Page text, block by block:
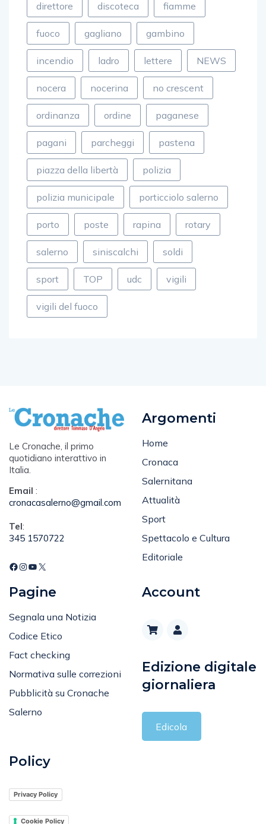
fuoco gagliano gambino
incendio ladro lettere NEWS
nocera nocerina no crescent
ordinanza ordine paganese
pagani parcheggi pastena
piazza della libertà polizia
polizia municipale porticciolo salerno
porto poste rapina rotary
salerno siniscalchi soldi
sport TOP udc vigili
vigili del fuoco
Le Cronache, il primo
quotidiano interattivo in
Italia.
cronacasalerno@gmail.com
345 1570722
Cronaca
Salernitana
Attualità
Sport
Spettacolo e Cultura
Editoriale
Codice Etico
Fact checking
Normativa sulle correzioni
Pubblicità su Cronache
Salerno
giornaliera
Edicola